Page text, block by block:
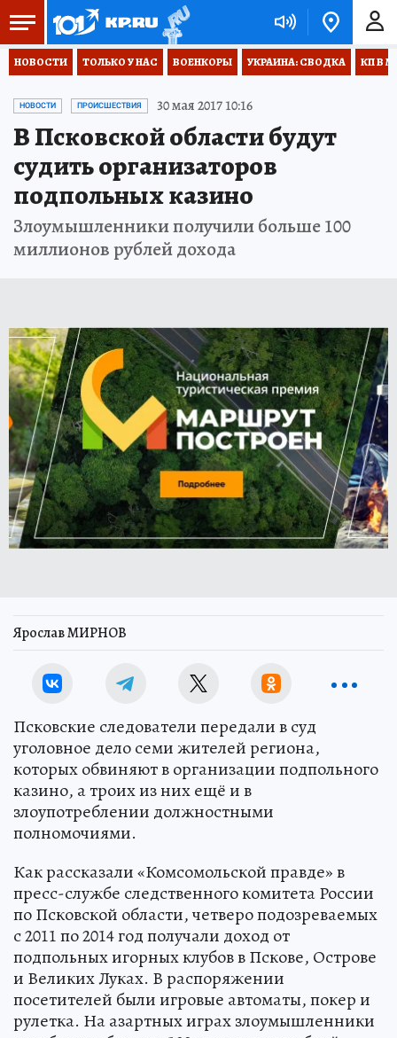
НОВОСТИ ТОЛЬКО У НАС ВОЕНКОРЫ УКРАИНА: СВОДКА КП В
НОВОСТИ ПРОИСШЕСТВИЯ 30 мая 2017 10:16
В Псковской области будут
судить организаторов
подпольных казино
Злоумышленники получили больше 100
миллионов рублей дохода
Ярослав МИРНОВ
Псковские следователи передали в суд
уголовное дело семи жителей региона,
которых обвиняют в организации подпольного
казино, а троих из них ещё и в
злоупотреблении должностными
полномочиями.
Как рассказали «Комсомольской правде» в
пресс-службе следственного комитета России
по Псковской области, четверо подозреваемых
с 2011 по 2014 год получали доход от
подпольных игорных клубов в Пскове, Острове
и Великих Луках. В распоряжении
посетителей были игровые автоматы, покер и
рулетка. На азартных играх злоумышленники